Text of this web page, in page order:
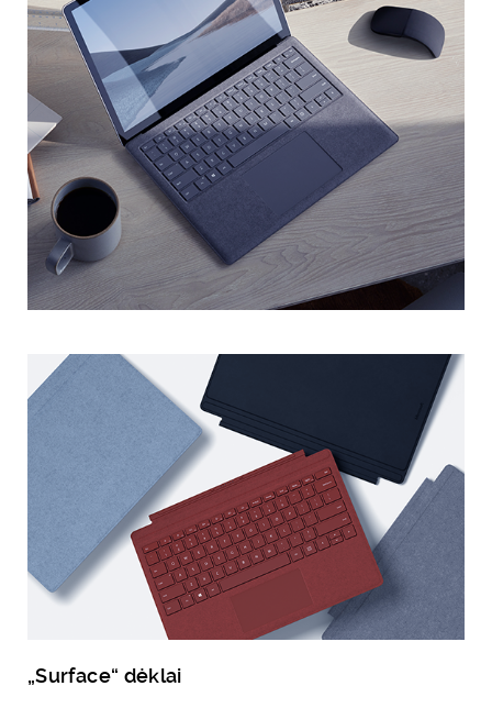
„Surface“ dėklai